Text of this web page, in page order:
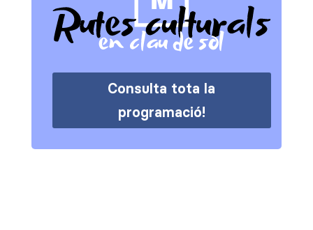
Consulta tota la
programació!